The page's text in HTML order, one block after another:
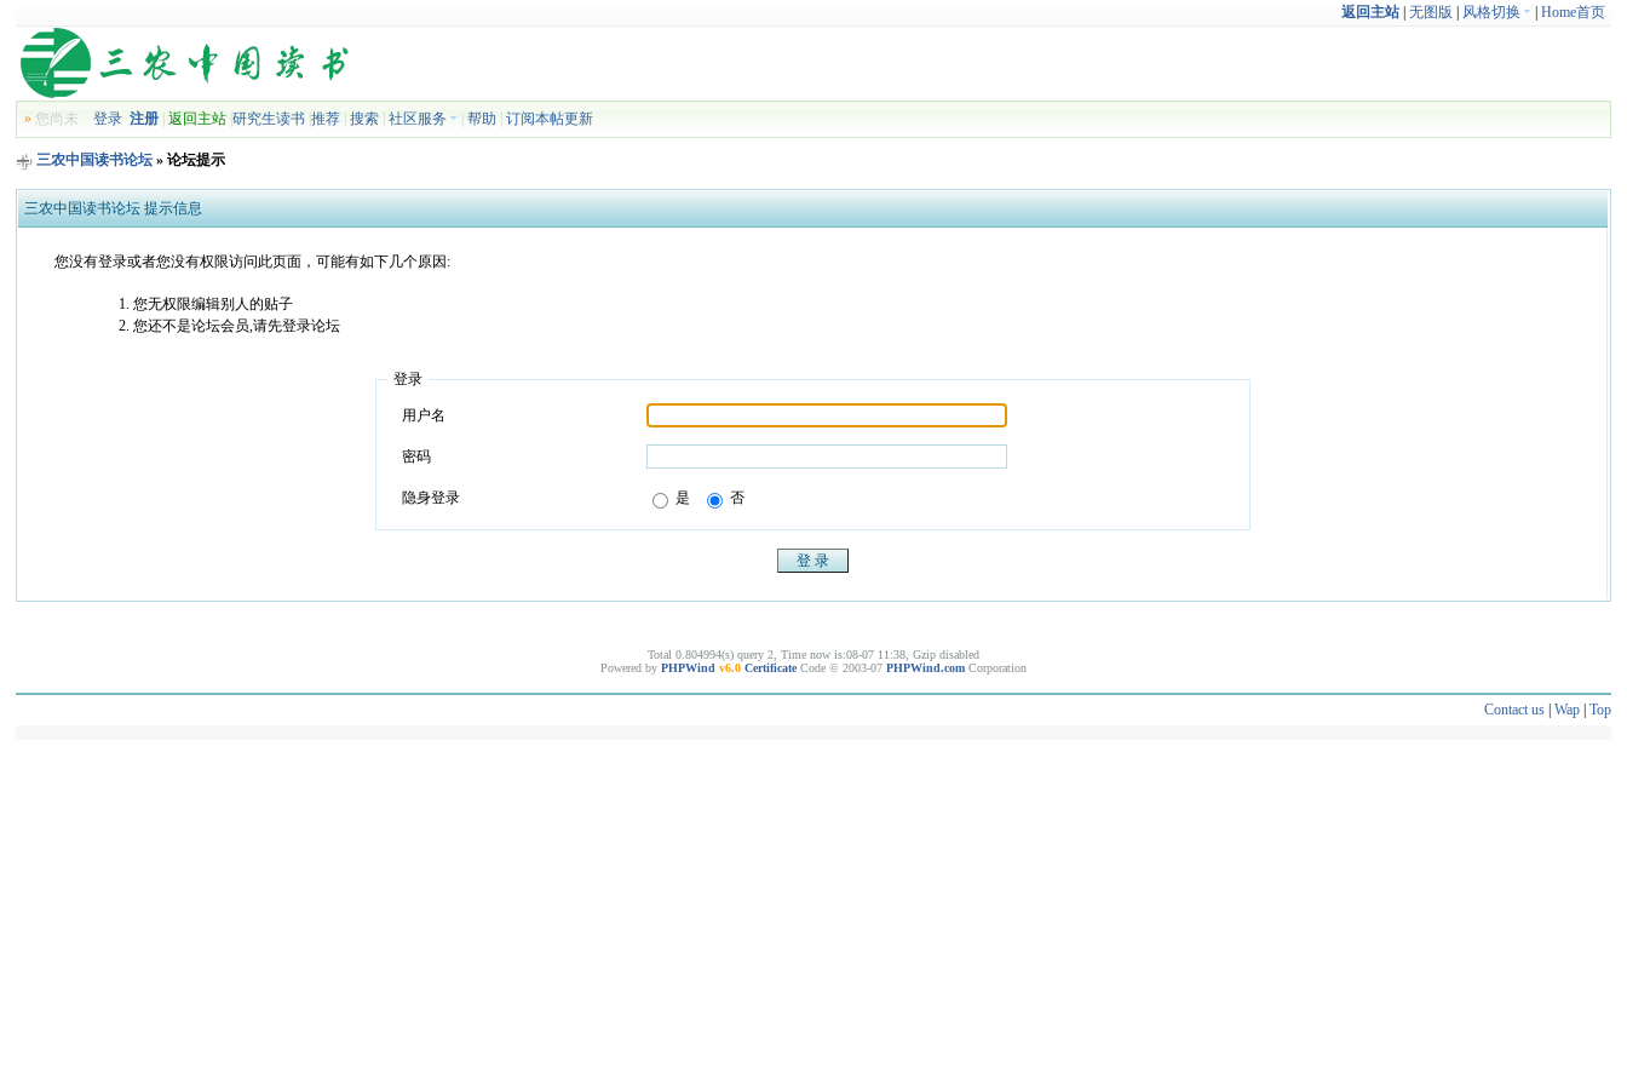
返回主站| 无图版 风格切换 Home首页
» 您尚未登录 注册 |返回主站 |研究生读书 |推荐 |搜索 |社区服务 |帮助 |订阅本帖更新
三农中国读书论坛 » 论坛提示
三农中国读书论坛 提示信息
您没有登录或者您没有权限访问此页面，可能有如下几个原因:
您无权限编辑别人的贴子
您还不是论坛会员,请先登录论坛
登录
用户名
密码
隐身登录 是 否
Total 0.804994(s) query 2, Time now is:08-07 11:38, Gzip disabled
Powered by PHPWind v6.0 Certificate Code © 2003-07 PHPWind.com Corporation
Contact us| Wap| Top